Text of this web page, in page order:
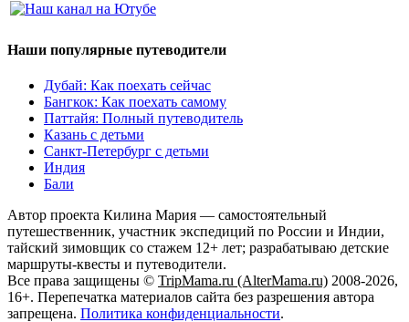
Наши популярные путеводители
Дубай: Как поехать сейчас
Бангкок: Как поехать самому
Паттайя: Полный путеводитель
Казань с детьми
Санкт-Петербург с детьми
Индия
Бали
Автор проекта Килина Мария — самостоятельный
путешественник, участник экспедиций по России и Индии,
тайский зимовщик со стажем 12+ лет; разрабатываю детские
маршруты-квесты и путеводители.
Все права защищены © TripMama.ru (AlterMama.ru) 2008-2026,
16+. Перепечатка материалов сайта без разрешения автора
запрещена. Политика конфиденциальности.